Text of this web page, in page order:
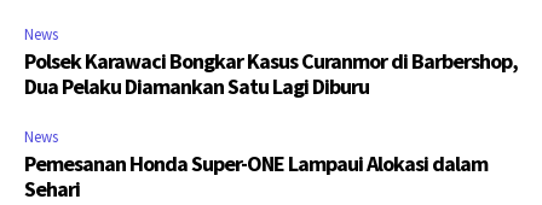
News
Polsek Karawaci Bongkar Kasus Curanmor di Barbershop,
Dua Pelaku Diamankan Satu Lagi Diburu
News
Pemesanan Honda Super-ONE Lampaui Alokasi dalam
Sehari